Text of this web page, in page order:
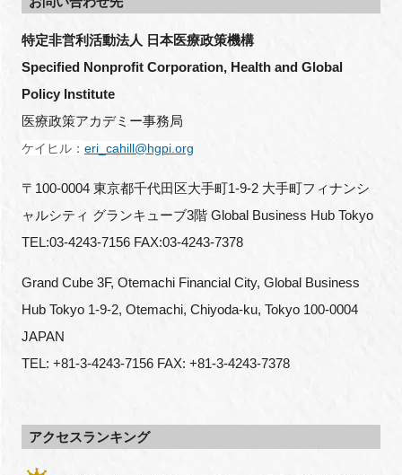
特定非営利活動法人 日本医療政策機構
Specified Nonprofit Corporation, Health and Global
Policy Institute
医療政策アカデミー事務局
ケイヒル： eri_cahill@hgpi.org
〒100-0004 東京都千代田区大手町1-9-2 大手町フィナンシ
ャルシティ グランキューブ3階 Global Business Hub Tokyo
TEL:03-4243-7156 FAX:03-4243-7378
Grand Cube 3F, Otemachi Financial City, Global Business
Hub Tokyo 1-9-2, Otemachi, Chiyoda-ku, Tokyo 100-0004
JAPAN
TEL: +81-3-4243-7156 FAX: +81-3-4243-7378
アクセスランキング